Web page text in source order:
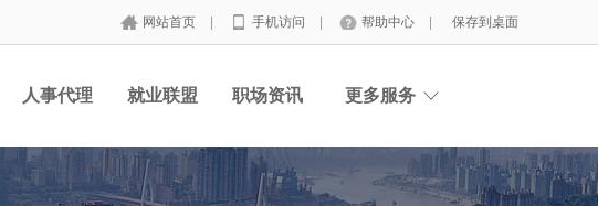
网站首页 手机访问 帮助中心 保存到桌面
人事代理 就业联盟 职场资讯 更多服务